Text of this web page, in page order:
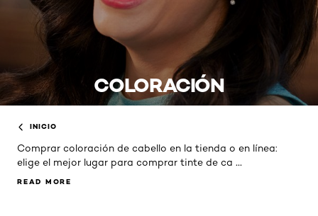
COLORACIÓN
INICIO
Comprar coloración de cabello en la tienda o en línea:
elige el mejor lugar para comprar tinte de ca ...
READ MORE